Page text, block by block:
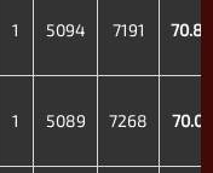
1 5094 7191 70.8
1 5089 7268 70.0